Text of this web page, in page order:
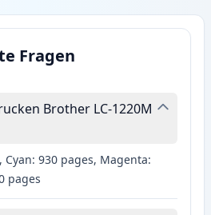
Fragen
Brother LC-1220M
Cyan: 930 pages, Magenta:
pages